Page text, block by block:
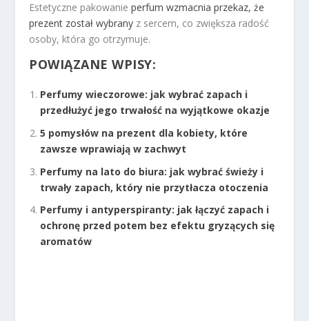
Estetyczne pakowanieperfum wzmacnia przekaz, że
prezent został wybrany z sercem, co zwiększa radość
osoby, która go otrzymuje.
POWIĄZANE WPISY:
Perfumy wieczorowe: jak wybrać zapach i
przedłużyć jego trwałość na wyjątkowe okazje
5 pomysłów na prezent dla kobiety, które
zawsze wprawiają w zachwyt
Perfumy na lato do biura: jak wybrać świeży i
trwały zapach, który nie przytłacza otoczenia
Perfumy i antyperspiranty: jak łączyć zapach i
ochronę przed potem bez efektu gryzących się
aromatów